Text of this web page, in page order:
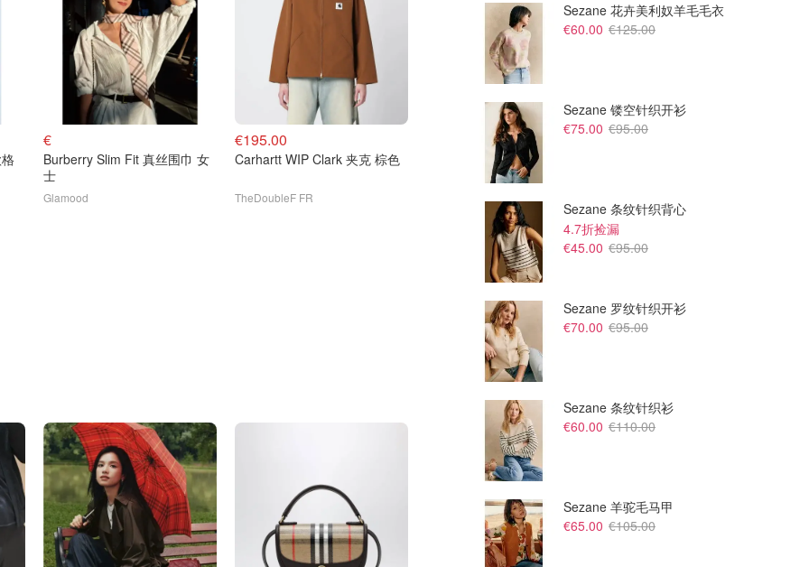
€
Burberry Slim Fit 真丝围巾 女
士
Glamood
€195.00
Carhartt WIP Clark 夹克 棕色
TheDoubleF FR
Burberry Sand 双面羊毛大衣
€
Sezane 花卉美利奴羊毛毛衣
€60.00 €125.00
Sezane 镂空针织开衫
€75.00 €95.00
Sezane 条纹针织背心
4.7折捡漏
€45.00 €95.00
Sezane 罗纹针织开衫
€70.00 €95.00
Sezane 条纹针织衫
€60.00 €110.00
Sezane 羊驼毛马甲
€65.00 €105.00